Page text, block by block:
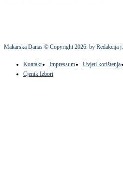
Makarska Danas © Copyright2026. by Redakcija
Kontakt Impressum Uvjeti korištenja
Cjenik Izbori